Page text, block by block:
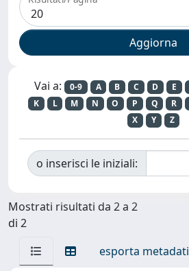
Vai a: 0-9 A B C D E
K
L M N O P Q R
X
Y Z
o inserisci le iniziali:
Mostrati risultati da 2 a 2
di 2
esporta metadati